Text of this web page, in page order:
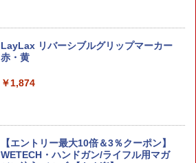
KUHL ブラック(左ハンドル) (MGT0117
9-L) モデルカー ミニカー 完成品 模型 通
【中古】【開封品】Greenlight 1973 El
eanor Mustang Mach 1 Gone in 60
ラメアクリルキーホルダー 8種セット コ
ンプリートセット】ガチャガチャ カプセ
るかっぷ 『HUNTER×HUNTER』 キルア
＝ゾルディック (塗装済み可動フィギュ
LayLax リバーシブルグリップマーカー
赤・黄
￥1,874
【エントリー最大10倍＆3％クーポン】
WETECH・ハンドガン/ライフル用マガ